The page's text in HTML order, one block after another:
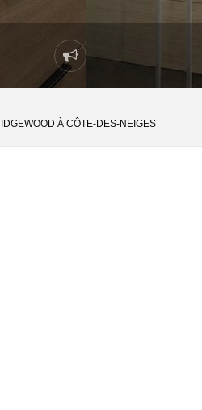
Signaler
un
À CÔTE-DES-NEIGES